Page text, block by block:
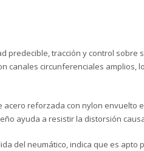
predecible, tracción y control
canales circunferenciales
reforzada con nylon
ayuda a resistir la distorsión
del neumático, indica que es